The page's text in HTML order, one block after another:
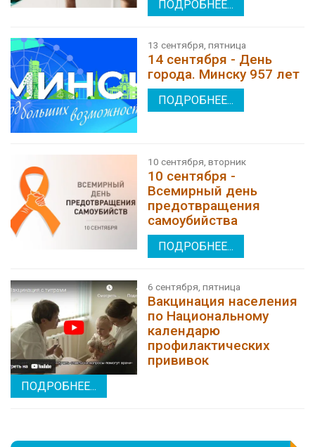
ПОДРОБНЕЕ...
13 сентября, пятница
14 сентября - День
города. Минску 957 лет
ПОДРОБНЕЕ...
10 сентября, вторник
10 сентября -
Всемирный день
предотвращения
самоубийства
ПОДРОБНЕЕ...
6 сентября, пятница
Вакцинация населения
по Национальному
календарю
профилактических
прививок
ПОДРОБНЕЕ...